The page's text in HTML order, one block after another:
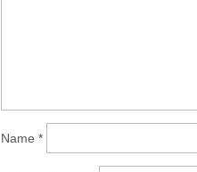
Name *